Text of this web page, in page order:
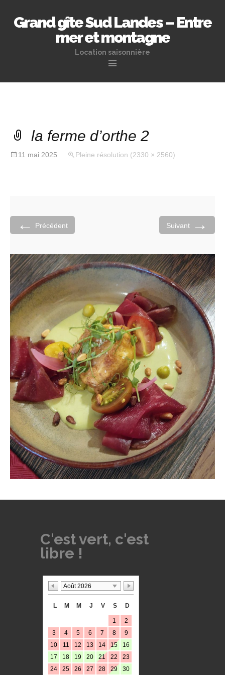
Grand gîte Sud Landes – Entre
mer et montagne
Location saisonnière
la ferme d’orthe 2
11 mai 2025 Pleine résolution (2330 × 2560)
← Précédent Suivant →
C'est vert, c'est
libre !
Août 2026
L M M J V S D
1
2
3
4 5 6 7 8
9
10
11 12 13 14 15
16
17
18 19 20 21 22
23
24
25 26 27 28 29 30